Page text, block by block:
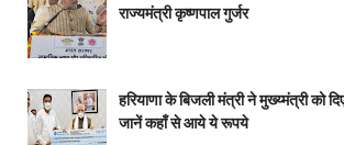
राज्यमंत्री कृष्णपाल गुर्जर
हरियाणा के बिजली मंत्री ने मुख्य्मंत्री को
जानें कहाँ से आये ये रूपये